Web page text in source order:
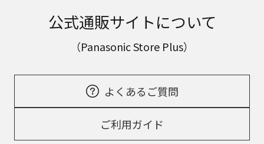
公式通販サイトについて
（Panasonic Store Plus）
よくあるご質問
ご利用ガイド